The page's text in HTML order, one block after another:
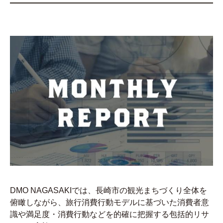
DMO NAGASAKIでは、長崎市の観光まちづくり全体を
俯瞰しながら、旅行消費行動モデルに基づいた消費者意
識や満足度・消費行動などを的確に把握する包括的リサ